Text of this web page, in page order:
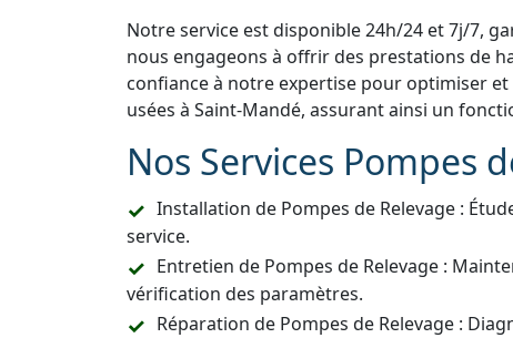
Notre service est disponible 24h/24 et 7j/7,
nous engageons à offrir des prestations de
confiance à notre expertise pour optimiser
usées à Saint-Mandé, assurant ainsi un
Nos Services Pompes
Installation de Pompes de Relevage :
service.
Entretien de Pompes de Relevage :
vérification des paramètres.
Réparation de Pompes de Relevage :